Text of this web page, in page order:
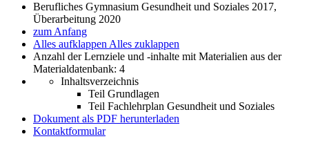
Berufliches Gymnasium Gesundheit und Soziales 2017,
Überarbeitung 2020
zum Anfang
Alles aufklappen Alles zuklappen
Anzahl der Lernziele und -inhalte mit Materialien aus der
Materialdatenbank: 4
Inhaltsverzeichnis
Teil Grundlagen
Teil Fachlehrplan Gesundheit und Soziales
Dokument als PDF herunterladen
Kontaktformular